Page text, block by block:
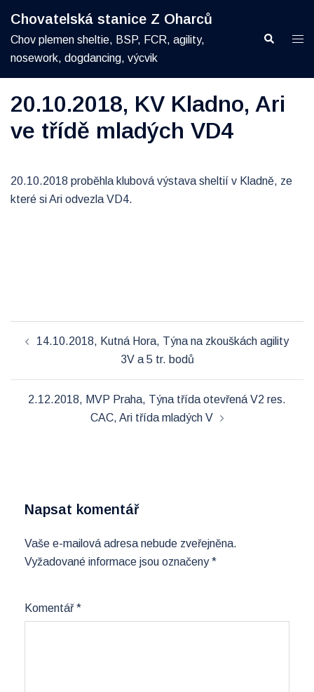
content
Chovatelská stanice Z Oharců
Chov plemen sheltie, BSP, FCR, agility,
nosework, dogdancing, výcvik
Search
20.10.2018, KV Kladno, Ari
ve třídě mladých VD4
20.10.2018 proběhla klubová výstava sheltií v Kladně, ze
které si Ari odvezla VD4.
navigation
14.10.2018, Kutná Hora, Týna na zkouškách agility
3V a 5 tr. bodů
2.12.2018, MVP Praha, Týna třída otevřená V2 res.
CAC, Ari třída mladých V
Napsat komentář
Vaše e-mailová adresa nebude zveřejněna.
Vyžadované informace jsou označeny*
Komentář*